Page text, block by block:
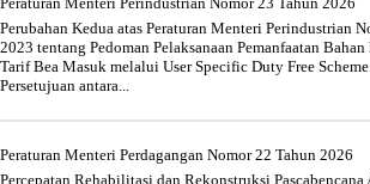
Perubahan Kedua atas Peraturan Menteri Perindustrian
2023 tentang Pedoman Pelaksanaan Pemanfaatan
Tarif Bea Masuk melalui User Specific Duty Free
Persetujuan antara...
Peraturan Menteri Perdagangan Nomor 22 Tahun 2026
Percepatan Rehabilitasi dan Rekonstruksi Pascabencana